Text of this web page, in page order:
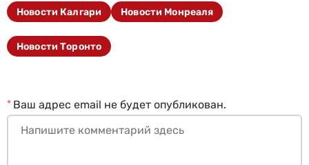
Новости Калгари Новости Монреаля
Новости Торонто
Ваш адрес email не будет опубликован.
*